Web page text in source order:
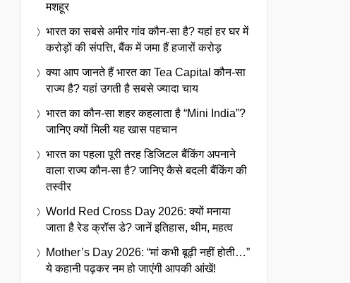
मशहूर
भारत का सबसे अमीर गांव कौन-सा है? यहां हर घर में
करोड़ों की संपत्ति, बैंक में जमा हैं हजारों करोड़
क्या आप जानते हैं भारत का Tea Capital कौन-सा
राज्य है? यहां उगती है सबसे ज्यादा चाय
भारत का कौन-सा शहर कहलाता है “Mini India”?
जानिए क्यों मिली यह खास पहचान
भारत का पहला पूरी तरह डिजिटल बैंकिंग अपनाने
वाला राज्य कौन-सा है? जानिए कैसे बदली बैंकिंग की
तस्वीर
World Red Cross Day 2026: क्यों मनाया
जाता है रेड क्रॉस डे? जानें इतिहास, थीम, महत्व
Mother’s Day 2026: “मां कभी बूढ़ी नहीं होती…”
ये कहानी पढ़कर नम हो जाएंगी आपकी आंखें!